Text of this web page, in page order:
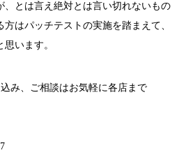
、とは言え絶対とは言い切れないもの
はパッチテストの実施を踏まえて、
います。
み、ご相談はお気軽に各店まで